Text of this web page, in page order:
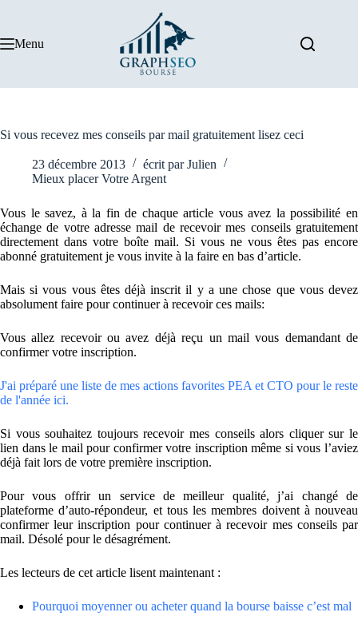
Menu
Si vous recevez mes conseils par mail gratuitement lisez ceci
23 décembre 2013 écrit par Julien
Mieux placer Votre Argent
Vous le savez, à la fin de chaque article vous avez la possibilité en
échange de votre adresse mail de recevoir mes conseils gratuitement
directement dans votre boîte mail. Si vous ne vous êtes pas encore
abonné gratuitement je vous invite à la faire en bas d’article.
Mais si vous vous êtes déjà inscrit il y a une chose que vous devez
absolument faire pour continuer à recevoir ces mails:
Vous allez recevoir ou avez déjà reçu un mail vous demandant de
confirmer votre inscription.
J'ai préparé une liste de mes actions favorites PEA et CTO pour le reste
de l'année ici.
Si vous souhaitez toujours recevoir mes conseils alors cliquer sur le
lien dans le mail pour confirmer votre inscription même si vous l’aviez
déjà fait lors de votre première inscription.
Pour vous offrir un service de meilleur qualité, j’ai changé de
plateforme d’auto-répondeur, et tous les membres doivent à nouveau
confirmer leur inscription pour continuer à recevoir mes conseils par
mail. Désolé pour le désagrément.
Les lecteurs de cet article lisent maintenant :
Pourquoi moyenner ou acheter quand la bourse baisse c’est mal